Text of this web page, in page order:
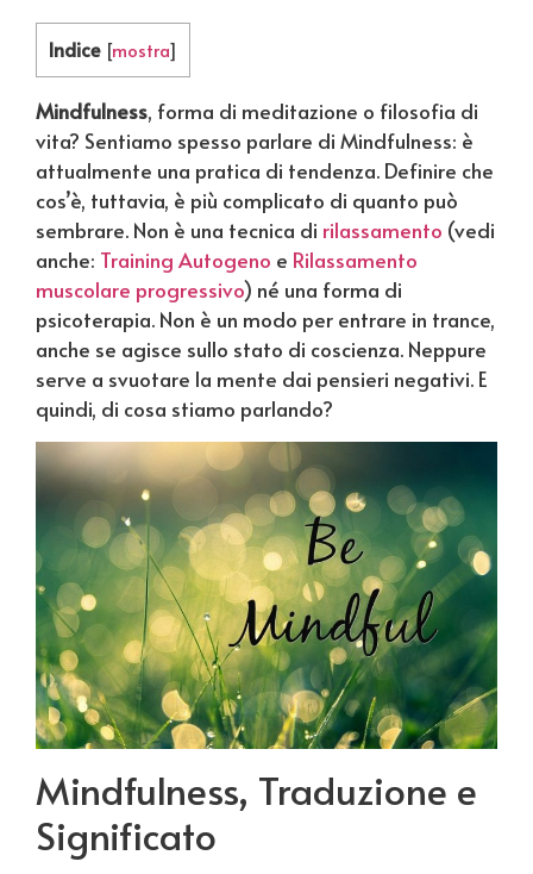
Indice [mostra]
Mindfulness, forma di meditazione o filosofia di
vita? Sentiamo spesso parlare di Mindfulness: è
attualmente una pratica di tendenza. Definire che
cos’è, tuttavia, è più complicato di quanto può
sembrare. Non è una tecnica di rilassamento (vedi
anche: Training Autogeno e Rilassamento
muscolare progressivo) né una forma di
psicoterapia. Non è un modo per entrare in trance,
anche se agisce sullo stato di coscienza. Neppure
serve a svuotare la mente dai pensieri negativi. E
quindi, di cosa stiamo parlando?
Mindfulness, Traduzione e
Significato